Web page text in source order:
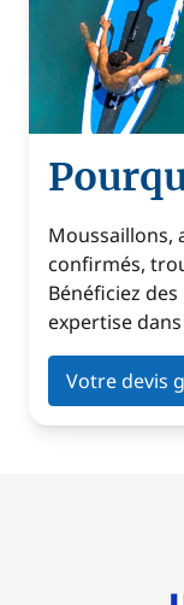
Moussaillons,
confirmés,
Bénéficiez
expertise
Votre devis